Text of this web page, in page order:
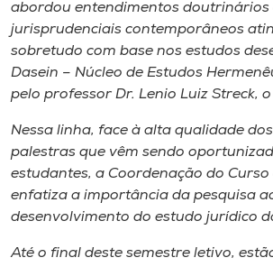
Rádio
Museu
Unoesc
Store
o idioma
abordou entendimentos doutrinários
jurisprudenciais contemporâneos
sobretudo com base nos estudos
Dasein – Núcleo de Estudos
pelo professor Dr. Lenio Luiz Streck,
Nessa linha, face à alta qualidade
palestras que vêm sendo
estudantes, a Coordenação do Curso
enfatiza a importância da pesquisa
desenvolvimento do estudo jurídico
Até o final deste semestre letivo,